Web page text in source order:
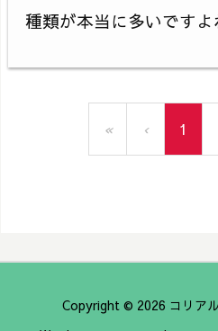
種類が本当に多いです
« ‹ 1
Copyright © 2026 コリアル